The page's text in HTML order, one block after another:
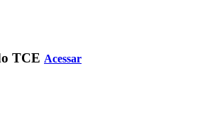
TCE Acessar